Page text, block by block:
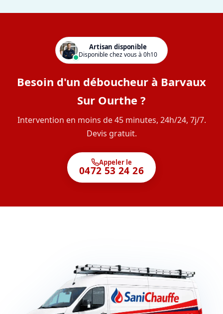
Artisan disponible
Disponible chez vous à 0h10
Besoin d'un déboucheur à Barvaux
Sur Ourthe ?
Intervention en moins de 45 minutes, 24h/24, 7j/7.
Devis gratuit.
Appeler le
0472 53 24 26